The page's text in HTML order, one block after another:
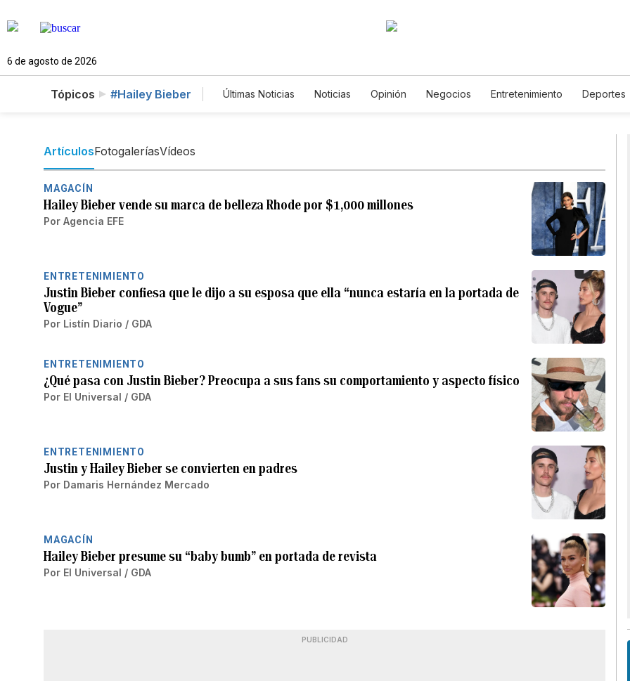
6 de agosto de 2026
Tópicos #Hailey Bieber Últimas Noticias Noticias Opinión Negocios Entretenimiento Deportes
ArtículosFotogaleríasVídeos
MAGACÍN
Hailey Bieber vende su marca de belleza Rhode por $1,000 millones
Por Agencia EFE
ENTRETENIMIENTO
Justin Bieber confiesa que le dijo a su esposa que ella “nunca estaría en la portada de
Vogue”
Por Listín Diario / GDA
ENTRETENIMIENTO
¿Qué pasa con Justin Bieber? Preocupa a sus fans su comportamiento y aspecto físico
Por El Universal / GDA
ENTRETENIMIENTO
Justin y Hailey Bieber se convierten en padres
Por Damaris Hernández Mercado
MAGACÍN
Hailey Bieber presume su “baby bumb” en portada de revista
Por El Universal / GDA
PUBLICIDAD